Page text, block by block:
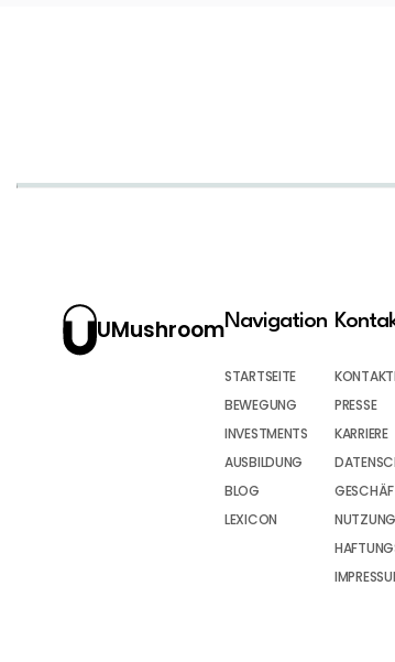
UMushroomNavigation
STARTSEITE
BEWEGUNG
INVESTMENTS
AUSBILDUNG
BLOG
LEXICON
PRESSE
KARRIERE